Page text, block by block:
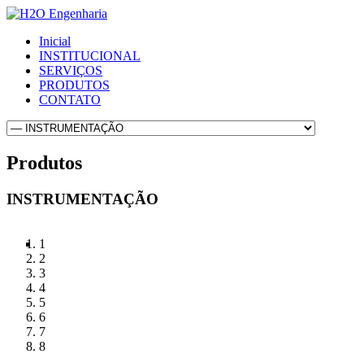
Inicial
INSTITUCIONAL
SERVIÇOS
PRODUTOS
CONTATO
Produtos
INSTRUMENTAÇÃO
1
2
3
4
5
6
7
8